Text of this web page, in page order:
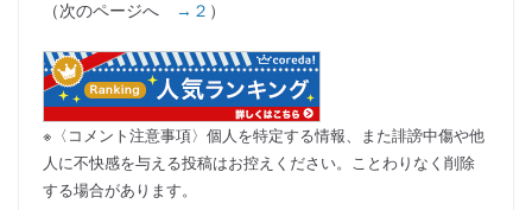
（次のページへ →２ ）
※〈コメント注意事項〉個人を特定する情報、また誹謗中傷や他
人に不快感を与える投稿はお控えください。ことわりなく削除
する場合があります。